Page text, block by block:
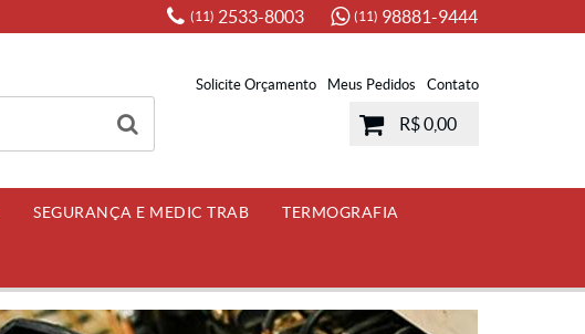
(11) 2533-8003 (11) 98881-9444
Solicite Orçamento Meus Pedidos Contato
R$ 0,00
SEGURANÇA E MEDIC TRAB TERMOGRAFIA